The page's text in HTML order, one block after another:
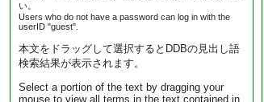
い。
Users who do not have a password can log in with the
userID "guest".
本文をドラッグして選択するとDDBの見出し語
検索結果が表示されます。
Select a portion of the text by dragging your
mouse to view all terms in the text contained in